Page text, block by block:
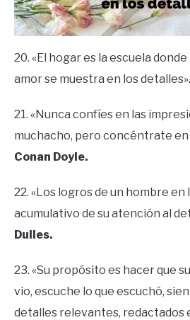
20. «El hogar es la escuela
amor se muestra en los detalles».
21. «Nunca confíes en las
muchacho, pero concéntrate en
Conan Doyle.
22. «Los logros de un hombre
acumulativo de su atención al
Dulles.
23. «Su propósito es hacer que
vio, escuche lo que escuchó,
detalles relevantes, redactados